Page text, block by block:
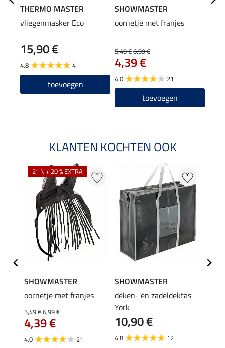
THERMO MASTER
vliegenmasker Eco
15,90 €
4.8 4
toevoegen
SHOWMASTER
oornetje met franjes
5,49 €6,99 €
4,39 €
4.0 21
toevoegen
KLANTEN KOCHTEN OOK
21 % + 20 % EXTRA
SHOWMASTER
oornetje met franjes
5,49 €6,99 €
4,39 €
4.0 21
SHOWMASTER
deken- en zadeldektas
York
10,90 €
4.8 12